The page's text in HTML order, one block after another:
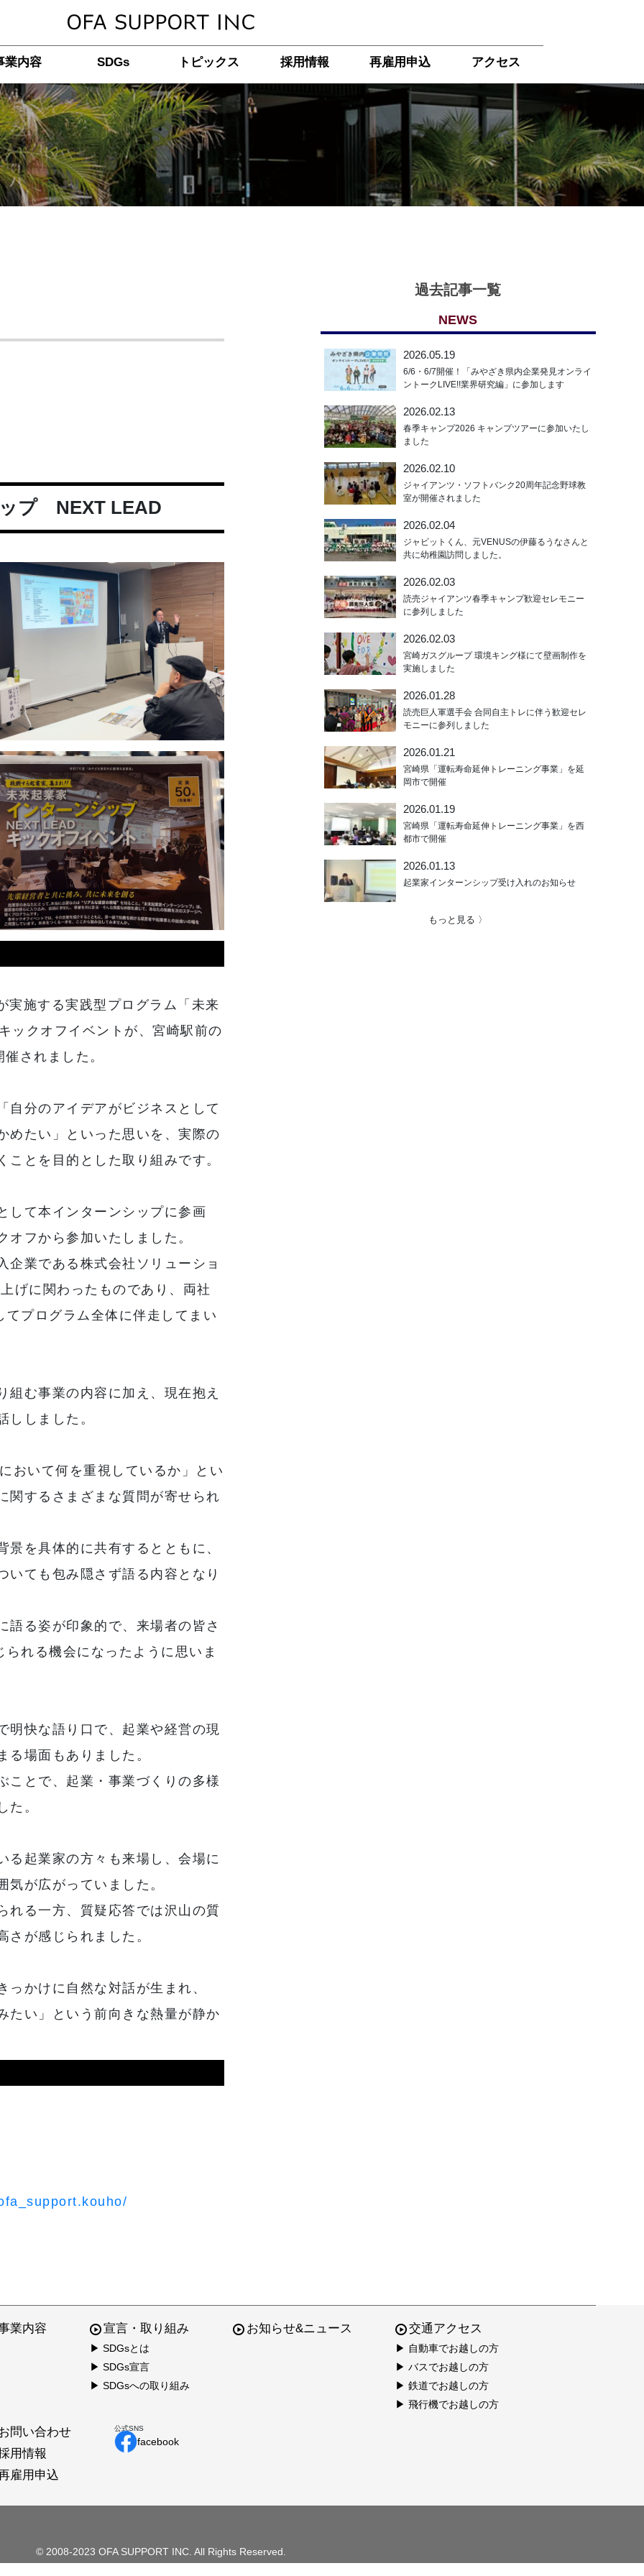
業内容 SDGs トピックス 採用情報 再雇用申込 アクセス
プ NEXT LEAD
実施する実践型プログラム「未来
ックオフイベントが、宮崎駅前の
されました。
自分のアイデアがビジネスとして
めたい」といった思いを、実際の
とを目的とした取り組みです。
して本インターンシップに参画
フから参加いたしました。
企業である株式会社ソリューショ
げに関わったものであり、両社
てプログラム全体に伴走してまい
む事業の内容に加え、現在抱え
ししました。
おいて何を重視しているか」とい
関するさまざまな質問が寄せられ
を具体的に共有するとともに、
いても包み隠さず語る内容となり
語る姿が印象的で、来場者の皆さ
れる機会になったように思いま
明快な語り口で、起業や経営の現
場面もありました。
ことで、起業・事業づくりの多様
た。
る起業家の方々も来場し、会場に
が広がっていました。
れる一方、質疑応答では沢山の質
が感じられました。
かけに自然な対話が生まれ、
たい」という前向きな熱量が静か
過去記事一覧
NEWS
2026.05.19
6/6・6/7開催！「みやざき県内企業発見オンライ
ントークLIVE!!業界研究編」に参加します
2026.02.13
春季キャンプ2026 キャンプツアーに参加いたし
ました
2026.02.10
ジャイアンツ・ソフトバンク20周年記念野球教
室が開催されました
2026.02.04
ジャビットくん、元VENUSの伊藤るうなさんと
共に幼稚園訪問しました。
2026.02.03
読売ジャイアンツ春季キャンプ歓迎セレモニー
に参列しました
2026.02.03
宮崎ガスグループ 環境キング様にて壁画制作を
実施しました
2026.01.28
読売巨人軍選手会 合同自主トレに伴う歓迎セレ
モニーに参列しました
2026.01.21
宮崎県「運転寿命延伸トレーニング事業」を延
岡市で開催
2026.01.19
宮崎県「運転寿命延伸トレーニング事業」を西
都市で開催
2026.01.13
起業家インターンシップ受け入れのお知らせ
もっと見る 〉
業内容 宣言・取り組み
▶ SDGsとは
▶ SDGs宣言
▶ SDGsへの取り組み
お知らせ&ニュース 交通アクセス
▶ 自動車でお越しの方
▶ バスでお越しの方
▶ 鉄道でお越しの方
▶ 飛行機でお越しの方
問い合わせ
用情報
雇用申込
公式SNS
facebook
© 2008-2023 OFA SUPPORT INC. All Rights Reserved.